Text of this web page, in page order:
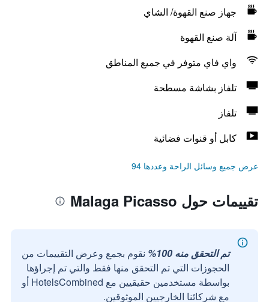
جهاز صنع القهوة/ الشاي
آلة صنع القهوة
واي فاي متوفر في جميع المناطق
تلفاز بشاشة مسطحة
تلفاز
كابل أو قنوات فضائية
عرض جميع وسائل الراحة وعددها 94
تقييمات حول Malaga Picasso
تم التحقق منه 100%
نقوم بجمع وعرض التقييمات من
الحجوزات التي تم التحقق منها فقط والتي تم إجراؤها
بواسطة مستخدمين حقيقيين مع HotelsCombined أو
مع شركائنا الخارجيين الموثوقين.